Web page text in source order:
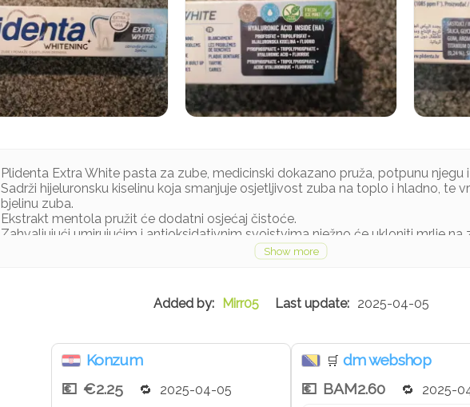
Plidenta Extra White pasta za zube, medicinski dokazano pruža, potpunu njegu
Sadrži hijeluronsku kiselinu koja smanjuje osjetljivost zuba na toplo i hladno, te
bjelinu zuba.
Ekstrakt mentola pružit će dodatni osjećaj čistoće.
Zahvaljujući umirujućim i antioksidativnim svojstvima nježno će ukloniti mrlje na
Mirr05 2025-04-05
Konzum
€2.25
2025-04-05
🛒 dm webshop
BAM2.60
2025-